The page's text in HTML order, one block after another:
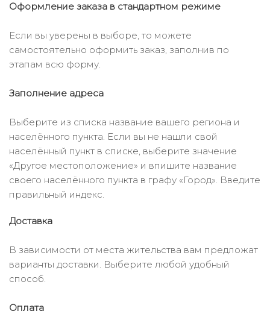
Оформление заказа в стандартном режиме
Если вы уверены в выборе, то можете
самостоятельно оформить заказ, заполнив по
этапам всю форму.
Заполнение адреса
Выберите из списка название вашего региона и
населённого пункта. Если вы не нашли свой
населённый пункт в списке, выберите значение
«Другое местоположение» и впишите название
своего населённого пункта в графу «Город». Введите
правильный индекс.
Доставка
В зависимости от места жительства вам предложат
варианты доставки. Выберите любой удобный
способ.
Оплата